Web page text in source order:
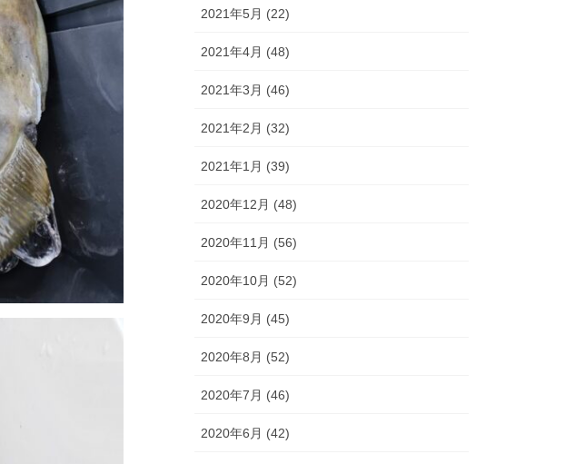
2021年5月 (22)
2021年4月 (48)
2021年3月 (46)
2021年2月 (32)
2021年1月 (39)
2020年12月 (48)
2020年11月 (56)
2020年10月 (52)
2020年9月 (45)
2020年8月 (52)
2020年7月 (46)
2020年6月 (42)